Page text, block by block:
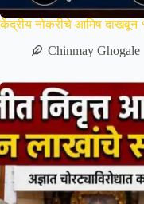
केंद्रीय नोकरीचे आमिष
Chinmay Ghogale